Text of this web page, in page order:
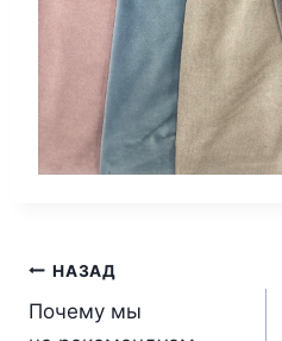
НАЗАД
Почему мы